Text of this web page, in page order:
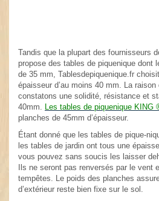
Tandis que la plupart des fournisseurs
propose des tables de piquenique dont
de 35 mm, Tablesdepiquenique.fr
épaisseur d’au moins 40 mm. La
constatons une solidité, résistance et
40mm. Les tables de piquenique KING
planches de 45mm d’épaisseur.
Étant donné que les tables de pique-
les tables de jardin ont tous une
vous pouvez sans soucis les laisser
Ils ne seront pas renversés par le vent
tempêtes. Le poids des planches
d’extérieur reste bien fixe sur le sol.